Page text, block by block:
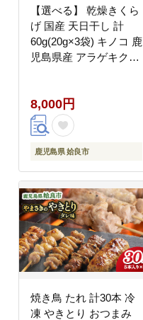
【選べる】 乾燥きくら
げ 国産 天日干し 計
60g(20g×3袋) キノコ 鹿
児島県産 アラゲキクラ
8,000円
鹿児島県 姶良市
焼き鳥 たれ 計30本 冷
凍 やきとり おつまみ